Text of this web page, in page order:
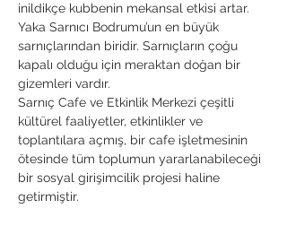
inildikçe kubbenin mekansal etkisi artar.
Yaka Sarnıcı Bodrumu’un en büyük
sarnıçlarından biridir. Sarnıçların çoğu
kapalı olduğu için meraktan doğan bir
gizemleri vardır.
Sarnıç Cafe ve Etkinlik Merkezi çeşitli
kültürel faaliyetler, etkinlikler ve
toplantılara açmış, bir cafe işletmesinin
ötesinde tüm toplumun yararlanabileceği
bir sosyal girişimcilik projesi haline
getirmiştir.